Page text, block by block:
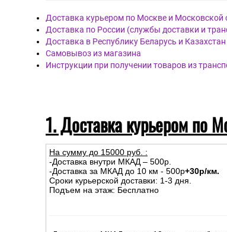
Доставка курьером по Москве и
Доставка по России (службы доставки и
Доставка в Республику Беларусь и Казахстан
Самовывоз из магазина
Инструкции при получении товаров из
1. Доставка курьером по
На сумму до 15000 руб. :
-Доставка внутри МКАД – 500р.
-Доставка за МКАД до 10 км - 500р+30р/км.
Сроки курьерской доставки: 1-3 дня.
Подъем на этаж: Бесплатно